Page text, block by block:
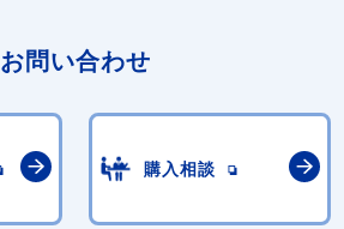
お問い合わせ
購入相談